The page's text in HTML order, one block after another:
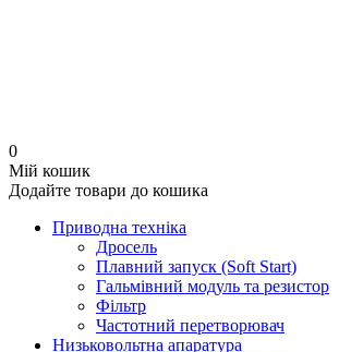
0
Мій кошик
Додайте товари до кошика
Приводна техніка
Дросель
Плавний запуск (Soft Start)
Гальмівний модуль та резистор
Фільтр
Частотний перетворювач
Низьковольтна апаратура